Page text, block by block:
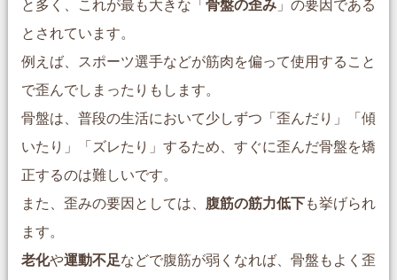
と多く、これが最も大きな「 骨盤の歪み」の要因である
とされています。
例えば、スポーツ選手などが筋肉を偏って使用すること
で歪んでしまったりもします。
骨盤は、普段の生活において少しずつ「歪んだり」「傾
いたり」「ズレたり」するため、すぐに歪んだ骨盤を矯
正するのは難しいです。
また、歪みの要因としては、 腹筋の筋力低下も挙げられ
ます。
老化や運動不足などで腹筋が弱くなれば、骨盤もよく歪